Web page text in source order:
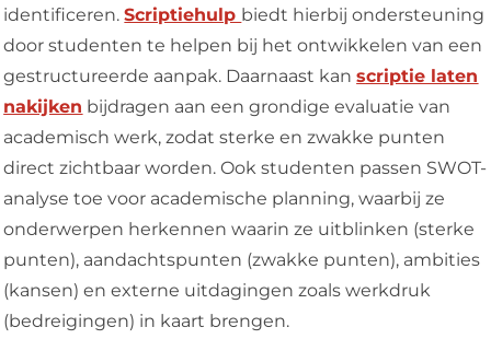
identificeren.Scriptiehulp biedt hierbij ondersteuning
door studenten te helpen bij het ontwikkelen van een
gestructureerde aanpak. Daarnaast kanscriptie laten
nakijken bijdragen aan een grondige evaluatie van
academisch werk, zodat sterke en zwakke punten
direct zichtbaar worden. Ook studenten passen SWOT-
analyse toe voor academische planning, waarbij ze
onderwerpen herkennen waarin ze uitblinken (sterke
punten), aandachtspunten (zwakke punten), ambities
(kansen) en externe uitdagingen zoals werkdruk
(bedreigingen) in kaart brengen.